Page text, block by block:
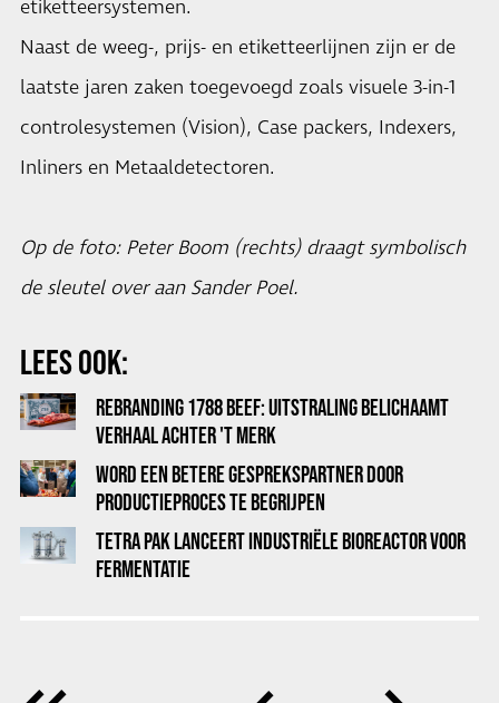
etiketteersystemen.
Naast de weeg-, prijs- en etiketteerlijnen zijn er de
laatste jaren zaken toegevoegd zoals visuele 3-in-1
controlesystemen (Vision), Case packers, Indexers,
Inliners en Metaaldetectoren.
Op de foto: Peter Boom (rechts) draagt symbolisch
de sleutel over aan Sander Poel.
LEES OOK:
REBRANDING 1788 BEEF: UITSTRALING BELICHAAMT
VERHAAL ACHTER 'T MERK
WORD EEN BETERE GESPREKSPARTNER DOOR
PRODUCTIEPROCES TE BEGRIJPEN
TETRA PAK LANCEERT INDUSTRIËLE BIOREACTOR VOOR
FERMENTATIE